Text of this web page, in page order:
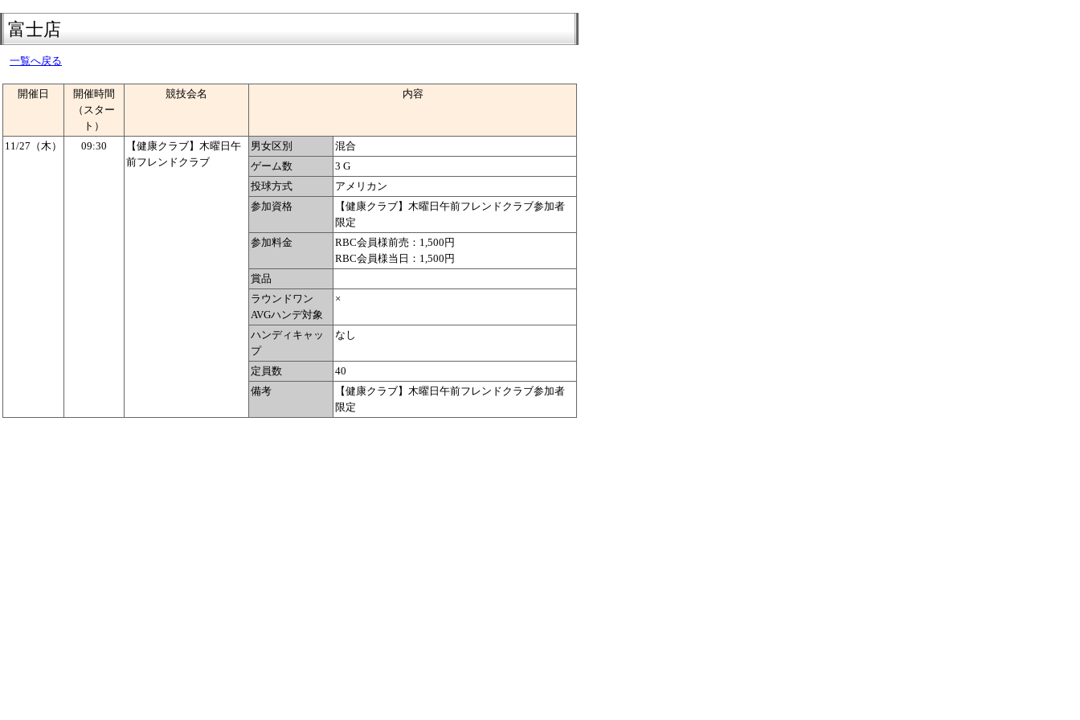
富士店
一覧へ戻る
開催日
開催時間
（スター
ト）
競技会名 内容
11/27（木） 09:30
【健康クラブ】木曜日午
前フレンドクラブ
男女区別
混合
ゲーム数
3 G
投球方式
アメリカン
参加資格
【健康クラブ】木曜日午前フレンドクラブ参加者
限定
参加料金
RBC会員様前売：1,500円
RBC会員様当日：1,500円
賞品
ラウンドワン
AVGハンデ対象
×
ハンディキャッ
プ
なし
定員数
40
備考
【健康クラブ】木曜日午前フレンドクラブ参加者
限定